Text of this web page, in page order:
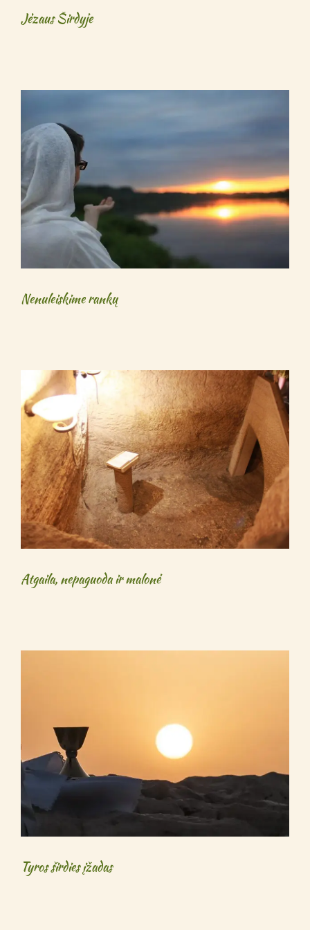
Jėzaus Širdyje
Nenuleiskime rankų
Nenuleiskime rankų
Atgaila, nepaguoda ir malonė
Atgaila, nepaguoda ir malonė
Tyros širdies įžadas
Tyros širdies įžadas